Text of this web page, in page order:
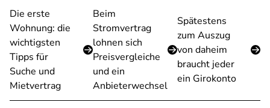
Die erste
Wohnung: die
wichtigsten
Tipps für
Suche und
Mietvertrag
Beim
Stromvertrag
lohnen sich
Preisvergleiche
und ein
Anbieterwechsel
Spätestens
zum Auszug
von daheim
braucht jeder
ein Girokonto